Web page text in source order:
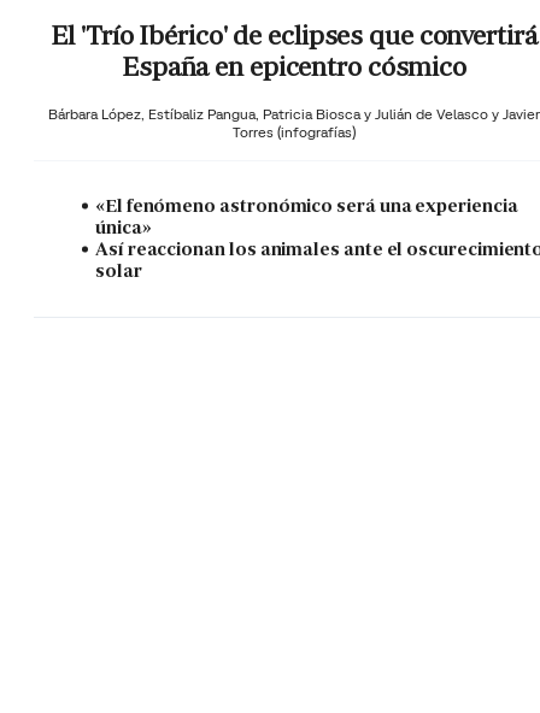
El 'Trío Ibérico' de eclipses que convertirá
España en epicentro cósmico
Bárbara López, Estíbaliz Pangua, Patricia Biosca y Julián de Velasco y Javier
Torres (infografías)
«El fenómeno astronómico será una experiencia
única»
Así reaccionan los animales ante el
solar